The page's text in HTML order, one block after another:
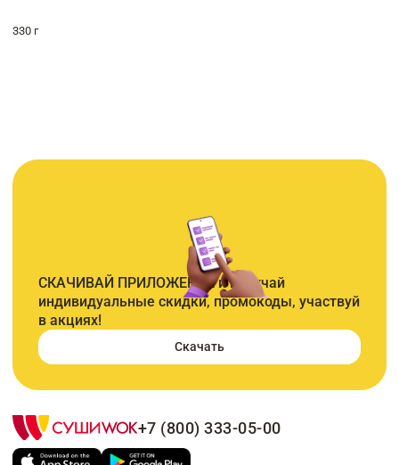
330 г
СКАЧИВАЙ ПРИЛОЖЕНИЕ и получай
индивидуальные скидки, промокоды, участвуй
в акциях!
Скачать
+7 (800) 333-05-00